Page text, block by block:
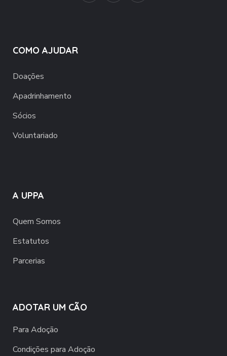
COMO AJUDAR
Doações
Apadrinhamento
Sócios
Voluntariado
A UPPA
Quem Somos
Estatutos
Parcerias
ADOTAR UM CÃO
Para Adoção
Condições para Adoção